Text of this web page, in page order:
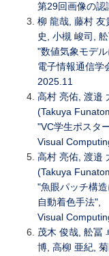
第29回画像の認
柳 龍哉, 藤村 友
史, 小槻 峻司,
"数値気象モデ
電子情報通信学
2025.11
高村 亮佑, 渡邉
(Takuya
"VC学生ポスタ
Visual
高村 亮佑, 渡邉
(Takuya
"魚眼パッチ構
自動着色手法",
Visual
茂木 俊哉, 舩冨
博, 高柳 亜紀,